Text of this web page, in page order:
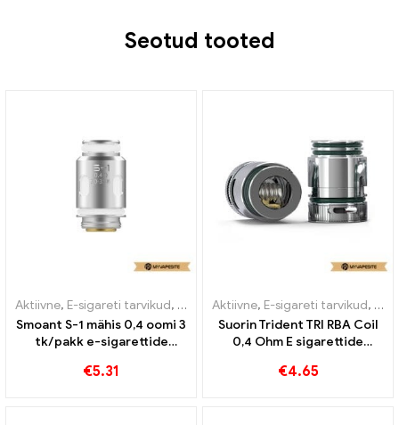
Seotud tooted
Aktiivne, E-sigareti tarvikud, Aurusti
Smoant S-1 mähis 0,4 oomi 3
tk/pakk e-sigarettide
€5.31
Aktiivne, E-sigareti tarvikud,
Suorin Trident TRI RBA Coil
0,4 Ohm E sigarettide
€4.65